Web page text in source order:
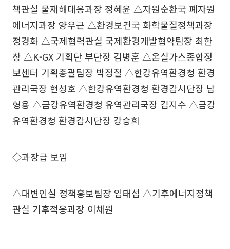
책관실 물재해대응과장 정혜윤 △자원순환국 폐자원
에너지과장 양우근 △환경보건국 화학물질정책과장
정경화 △국제협력관실 국제환경개발협약팀장 최한
창 △K-GX 기획단 부단장 김병훈 △온실가스종합정
보센터 기획총괄팀장 박정철 △한강유역환경청 환경
관리국장 현성호 △한강유역환경청 환경감시단장 남
형용 △금강유역환경청 유역관리국장 김지수 △금강
유역환경청 환경감시단장 강승희
◇과장급 보임
△대변인실 정책홍보팀장 임태섭 △기후에너지정책
관실 기후적응과장 이채원